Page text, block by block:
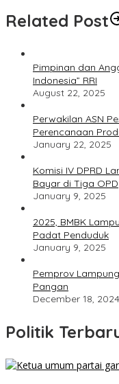
Related Post
Pimpinan dan
Indonesia” RRI
August 22, 2025
Perwakilan ASN
Perencanaan
January 22, 2025
Komisi IV DPRD
Bayar di Tiga OPD
January 9, 2025
2025, BMBK
Padat Penduduk
January 9, 2025
Pemprov
Pangan
December 18, 2024
Politik